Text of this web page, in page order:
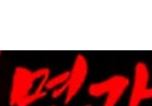
곡 대결이 펼쳐집니다. 황금
정체공개 : 복면가왕 월척 가
! 팔색조 잡으러 무대로 갈까
한 치의 오차도 없는 완벽한 무